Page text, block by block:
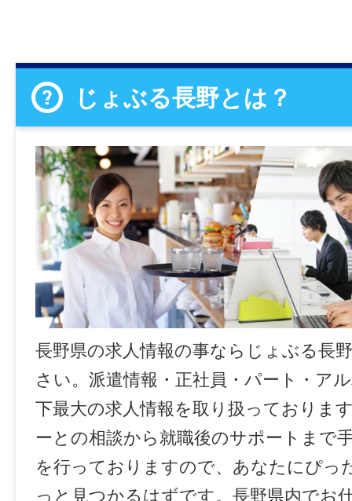
じょぶる長野とは？
長野県の求人情報の事ならじょぶる長
さい。派遣情報・正社員・パート・ア
下最大の求人情報を取り扱っておりま
ーとの相談から就職後のサポートまで
を行っておりますので、あなたにぴっ
っと見つかるはずです。長野県内でお